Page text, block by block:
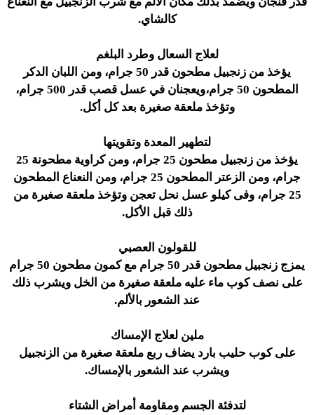
كالشاي.
لعلاج السعال وطرد البلغم
يؤخذ من زنجبيل مطحون قدر 50 جرام، ومن اللبان الدكر
المطحون 50 جرام،ويعجنان في عسل قصب قدر 500 جرام،
وتؤخذ ملعقة صغيرة بعد كل أكل.
لتطهير المعدة وتقويتها
يؤخذ من زنجبيل مطحون 25 جرام، ومن كراوية مطحونة 25
جرام، ومن الزعتر المطحون 25 جرام، ومن النعناع المطحون
25 جرام، وفى كيلو عسل نحل تعجن وتؤخذ ملعقة صغيرة من
ذلك قبل الأكل.
للقولون العصبي
يمزج زنجبيل مطحون قدر 50 جرام مع كمون مطحون 50 جرام
على نصف كوب ماء عليه ملعقة صغيرة من الخل ويشرب ذلك
عند الشعور بالألم.
ملين لعلاج الإمساك
على كوب حليب بارد يضاف ربع ملعقة صغيرة من الزنجبيل
ويشرب عند الشعور بالإمساك.
لتدفئة الجسم ومقاومة أمراض الشتاء